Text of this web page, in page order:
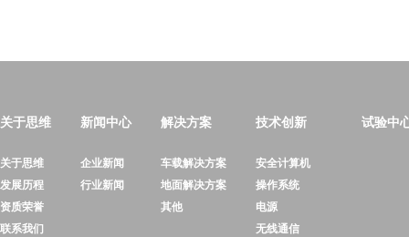
关于思维
关于思维
发展历程
资质荣誉
联系我们
新闻中心
企业新闻
行业新闻
解决方案
车载解决方案
地面解决方案
其他
技术创新
安全计算机
操作系统
电源
无线通信
试验中